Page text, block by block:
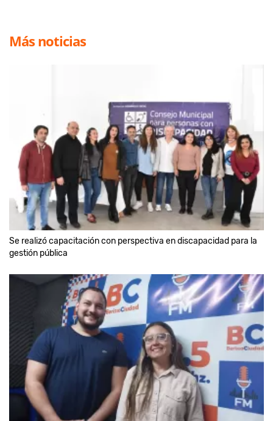
Más noticias
Se realizó capacitación con perspectiva en discapacidad para la
gestión pública